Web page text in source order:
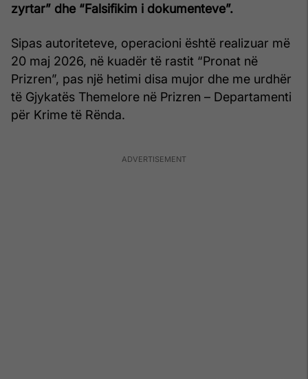
zyrtar” dhe “Falsifikim i dokumenteve”.
Sipas autoriteteve, operacioni është realizuar më
20 maj 2026, në kuadër të rastit “Pronat në
Prizren”, pas një hetimi disa mujor dhe me urdhër
të Gjykatës Themelore në Prizren – Departamenti
për Krime të Rënda.